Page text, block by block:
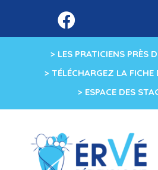

> LES PRATICIENS PRÈS
> TÉLÉCHARGEZ LA FICHE
> ESPACE DES